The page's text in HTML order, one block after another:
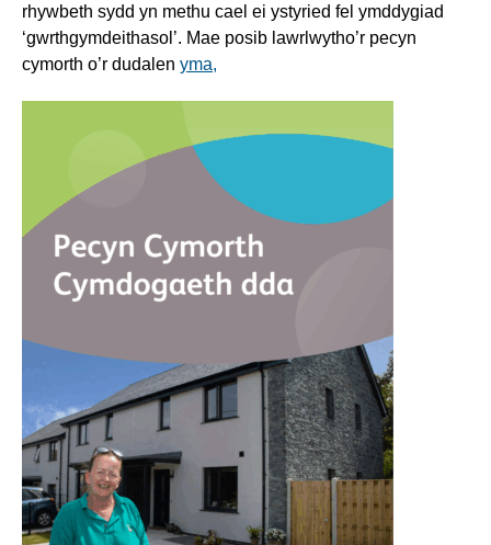
rhywbeth sydd yn methu cael ei ystyried fel ymddygiad
‘gwrthgymdeithasol’. Mae posib lawrlwytho’r pecyn
cymorth o’r dudalen yma,